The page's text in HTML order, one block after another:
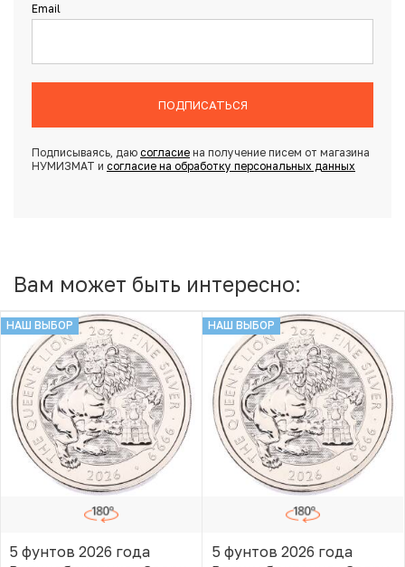
Email
ПОДПИСАТЬСЯ
Подписываясь, даю согласиена получение писем от магазина
НУМИЗМАТ и согласие на обработку персональных данных
Вам может быть интересно:
НАШ ВЫБОР
5 фунтов 2026 года
НАШ ВЫБОР
5 фунтов 2026 года